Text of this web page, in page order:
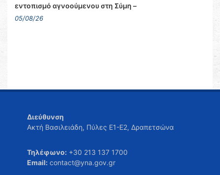
εντοπισμό αγνοούμενου στη Σύμη –
05/08/26
Διεύθυνση
Ακτή Βασιλειάδη, Πύλες Ε1-Ε2, Δραπετσώνα
Τηλέφωνο: +30 213 137 1700
Email: contact@yna.gov.gr